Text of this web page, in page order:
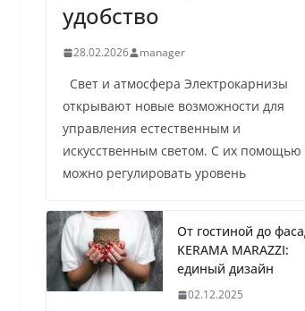
удобство
28.02.2026 manager
Свет и атмосфера Электрокарнизы
открывают новые возможности для
управления естественным и
искусственным светом. С их помощью
можно регулировать уровень
От гостиной до
KERAMA MARAZZI:
единый дизайн
02.12.2025